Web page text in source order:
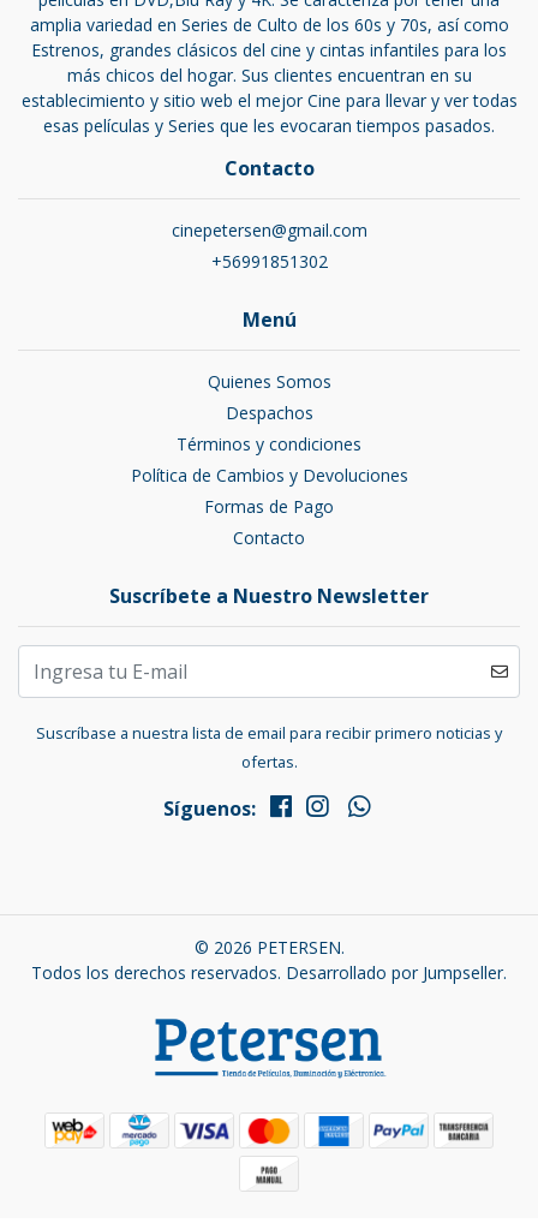
amplia variedad en Series de Culto de los 60s y 70s, así como
Estrenos, grandes clásicos del cine y cintas infantiles para los
más chicos del hogar. Sus clientes encuentran en su
establecimiento y sitio web el mejor Cine para llevar y ver todas
esas películas y Series que les evocaran tiempos pasados.
Contacto
cinepetersen@gmail.com
+56991851302
Menú
Quienes Somos
Despachos
Términos y condiciones
Política de Cambios y Devoluciones
Formas de Pago
Contacto
Suscríbete a Nuestro Newsletter
Suscríbase a nuestra lista de email para recibir primero noticias y
ofertas.
Síguenos:
© 2026 PETERSEN.
Todos los derechos reservados. Desarrollado por Jumpseller.